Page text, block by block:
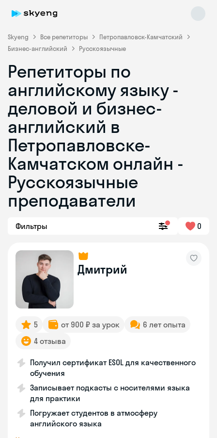
Skyeng Все репетиторы
Петропавловск-Камчатский
Бизнес-английский
Русскоязычные
Репетиторы по
английскому языку -
деловой и бизнес-
английский в
Петропавловске-
Камчатском онлайн -
Русскоязычные
преподаватели
Фильтры 0
Дмитрий
5 от 900 ₽ за урок
6 лет опыта
4 отзыва
Получил сертификат ESOL для качественного
обучения
Записывает подкасты с носителями языка
для практики
Погружает студентов в атмосферу
английского языка
Skyeng Chat